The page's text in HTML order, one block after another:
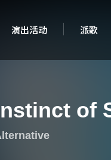
演出活动 派歌
of